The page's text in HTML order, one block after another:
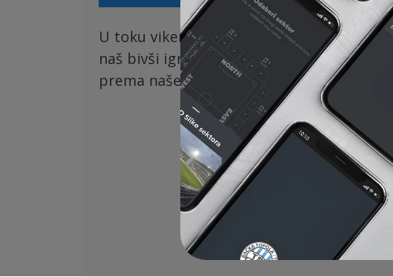
U toku vikenda naše U16 i U17 ekip e su
naš bivši igrač Bertalan Bočkai je
prema našem klubu. Hvala na ovako